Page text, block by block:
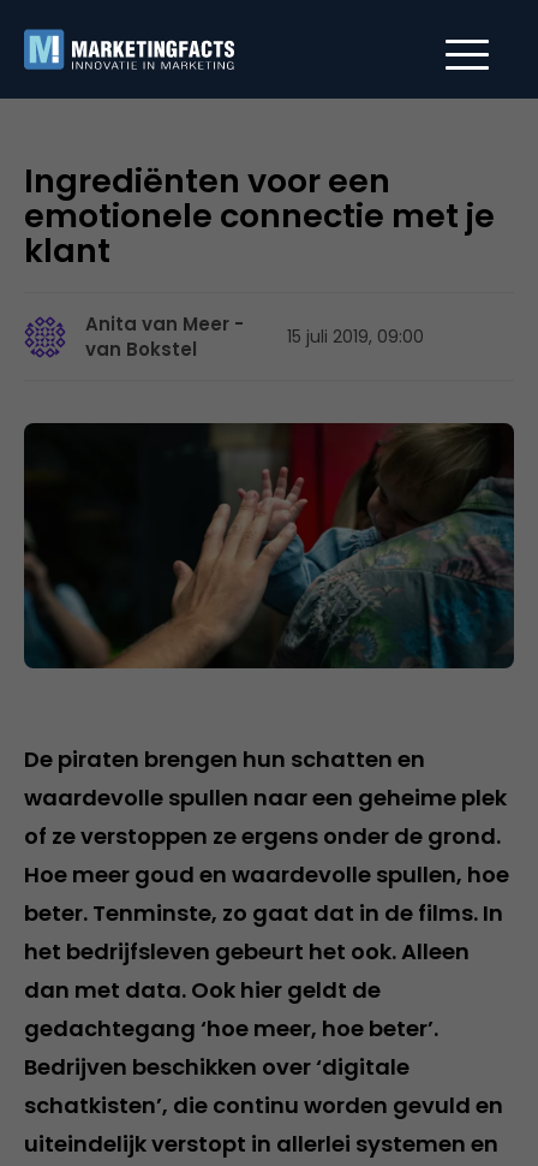
Ingrediënten voor een
emotionele connectie met je
klant
Anita van Meer -
van Bokstel
15 juli 2019, 09:00
De piraten brengen hun schatten en
waardevolle spullen naar een geheime plek
of ze verstoppen ze ergens onder de grond.
Hoe meer goud en waardevolle spullen, hoe
beter. Tenminste, zo gaat dat in de films. In
het bedrijfsleven gebeurt het ook. Alleen
dan met data. Ook hier geldt de
gedachtegang ‘hoe meer, hoe beter’.
Bedrijven beschikken over ‘digitale
schatkisten’, die continu worden gevuld en
uiteindelijk verstopt in allerlei systemen en